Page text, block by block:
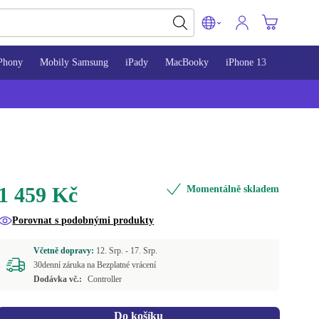
Mobily Samsung iPady MacBooky iPhone 13
1 459 Kč Momentálně skladem
Porovnat s podobnými produkty
Včetně dopravy: 12. Srp. - 17. Srp.
30denní záruka na Bezplatné vrácení
Dodávka vč.:
Controller
Do košíku